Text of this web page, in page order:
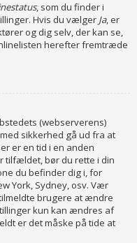
, som du finder i
Hvis du vælger Ja, er
og dig selv, der kan se,
herefter fremtræde
(webserverens)
sikkerhed gå ud fra at
er en tid i en anden
tilfældet, bør du rette i din
du befinder dig i, for
York, Sydney, osv. Vær
brugere at ændre
kun kan ændres af
er det måske på tide at